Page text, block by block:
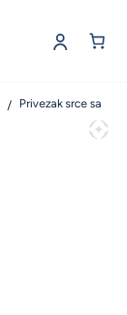
/ Privezak srce sa